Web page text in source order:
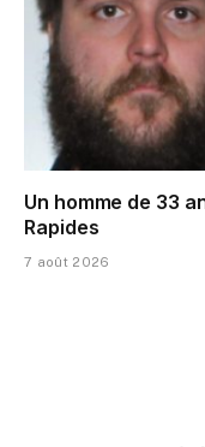
Un homme de 33
Rapides
7 août 2026